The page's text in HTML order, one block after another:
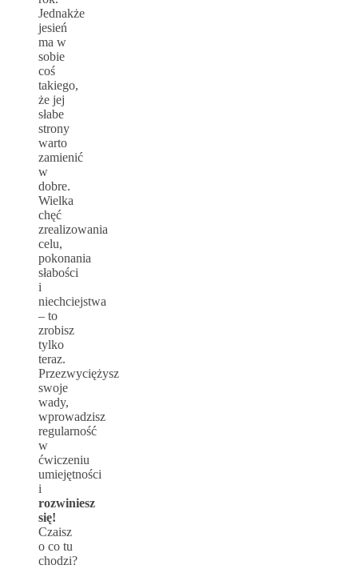
Jednakże
jesień
ma w
sobie
coś
takiego,
że jej
słabe
strony
warto
zamienić
w
dobre.
Wielka
chęć
zrealizowania
celu,
pokonania
słabości
i
niechciejstwa
– to
zrobisz
tylko
teraz.
Przezwyciężysz
swoje
wady,
wprowadzisz
regularność
w
ćwiczeniu
umiejętności
i
rozwiniesz
się!
Czaisz
o co tu
chodzi?